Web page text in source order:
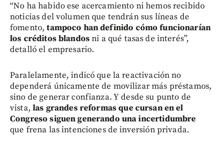
“No ha habido ese acercamiento ni hemos recibido
noticias del volumen que tendrán sus líneas de
fomento, tampoco han definido cómo funcionarían
los créditos blandosni a qué tasas de interés”,
detalló el empresario.
Paralelamente, indicó que la reactivación no
dependerá únicamente de movilizar más préstamos,
sino de generar confianza. Y desde su punto de
vista,las grandes reformas que cursan en el
Congreso siguen generando una incertidumbre
que frena las intenciones de inversión privada.